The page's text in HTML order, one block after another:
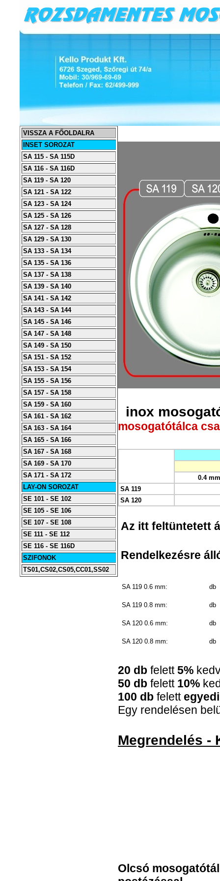
VISSZA A FŐOLDALRA
INSET SOROZAT
SA 115 - SA 115D
SA 116 - SA 116D
SA 119 - SA 120
SA 121 - SA 122
SA 123 - SA 124
SA 125 - SA 126
SA 127 - SA 128
SA 129 - SA 130
SA 133 - SA 134
SA 135 - SA 136
SA 137 - SA 138
SA 139 - SA 140
SA 141 - SA 142
SA 143 - SA 144
SA 145 - SA 146
SA 147 - SA 148
SA 149 - SA 150
SA 151 - SA 152
SA 153 - SA 154
SA 155 - SA 156
SA 157 - SA 158
SA 159 - SA 160
SA 161 - SA 162
SA 163 - SA 164
SA 165 - SA 166
SA 167 - SA 168
SA 169 - SA 170
SA 171 - SA 172
LAY-ON SOROZAT
SE 101 - SE 102
SE 105 - SE 106
SE 107 - SE 108
SE 111 - SE 112
SE 116 - SE 116D
SZIFONOK
TS01,CS02,CS05,CC01,SS02
inox
mosogatótálca
0.4 mm
SA 119
SA 120
Az itt feltüntetett
Rendelkezésre
SA 119 0.6 mm: db
SA 119 0.8 mm: db
SA 120 0.6 mm: db
SA 120 0.8 mm: db
20 db felett5%
50 db felett 10%
100 db felett egyedi
Egy rendelésen
Megrendelés -
Olcsó